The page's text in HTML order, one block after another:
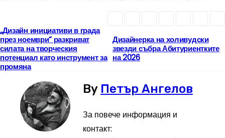
Н
а
Дизайнерка на холивудски
звезди събра Абитуриентките
на 2026
„Дизайн инициативи в града
през ноември“ разкриват
силата на творческия
потенциал като инструмент за
промяна
By Петър Ангелов
За повече информация и
контакт: